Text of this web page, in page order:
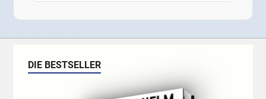
DIE BESTSELLER